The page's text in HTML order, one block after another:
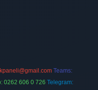
Teams:
0262 606 0 726 Telegram: